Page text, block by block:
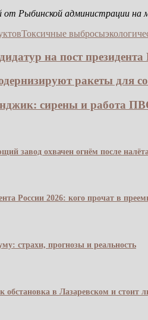
Рыбинской администрации на
Токсичные выбросы
на пост президента
ракеты для
сирены и работа
завод охвачен огнём после
России 2026: кого прочат в
страхи, прогнозы и реальность
в Лазаревском и стоит